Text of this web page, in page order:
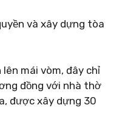
và xây dựng tòa
mái vòm, đây chỉ
đồng với nhà thờ
được xây dựng 30